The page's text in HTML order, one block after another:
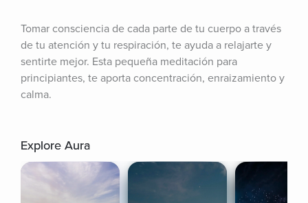
Tomar consciencia de cada parte de tu cuerpo a través
de tu atención y tu respiración, te ayuda a relajarte y
sentirte mejor. Esta pequeña meditación para
principiantes, te aporta concentración, enraizamiento y
calma.
Explore Aura